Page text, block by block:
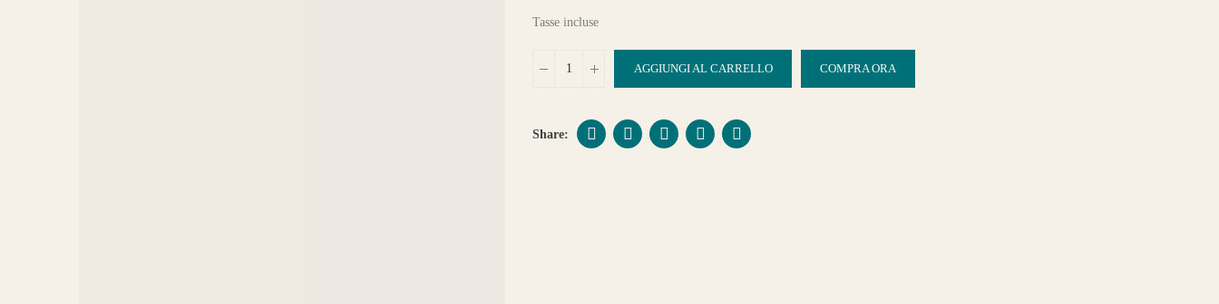
Tasse incluse
AGGIUNGI AL CARRELLO COMPRA ORA